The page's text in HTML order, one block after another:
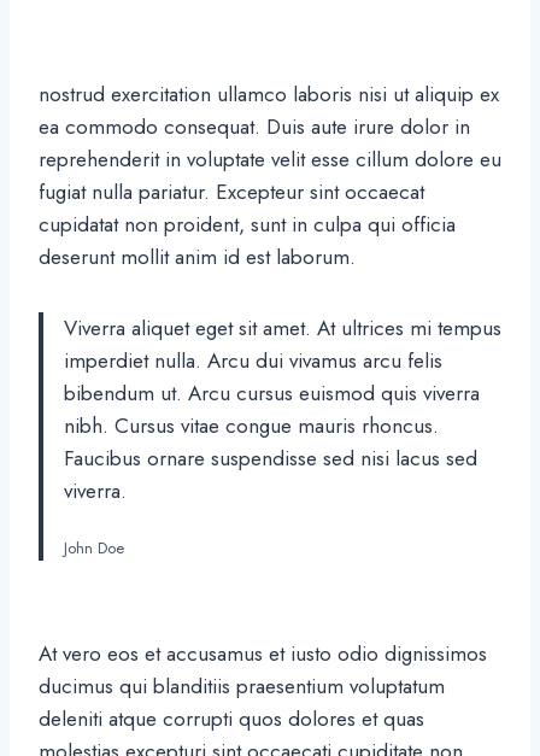
nostrud exercitation ullamco laboris nisi ut aliquip ex
ea commodo consequat. Duis aute irure dolor in
reprehenderit in voluptate velit esse cillum dolore eu
fugiat nulla pariatur. Excepteur sint occaecat
cupidatat non proident, sunt in culpa qui officia
deserunt mollit anim id est laborum.
Viverra aliquet eget sit amet. At ultrices mi tempus
imperdiet nulla. Arcu dui vivamus arcu felis
bibendum ut. Arcu cursus euismod quis viverra
nibh. Cursus vitae congue mauris rhoncus.
Faucibus ornare suspendisse sed nisi lacus sed
viverra.
John Doe
At vero eos et accusamus et iusto odio dignissimos
ducimus qui blanditiis praesentium voluptatum
deleniti atque corrupti quos dolores et quas